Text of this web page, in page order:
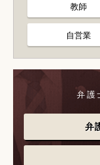
教師
自営業
弁護
弁